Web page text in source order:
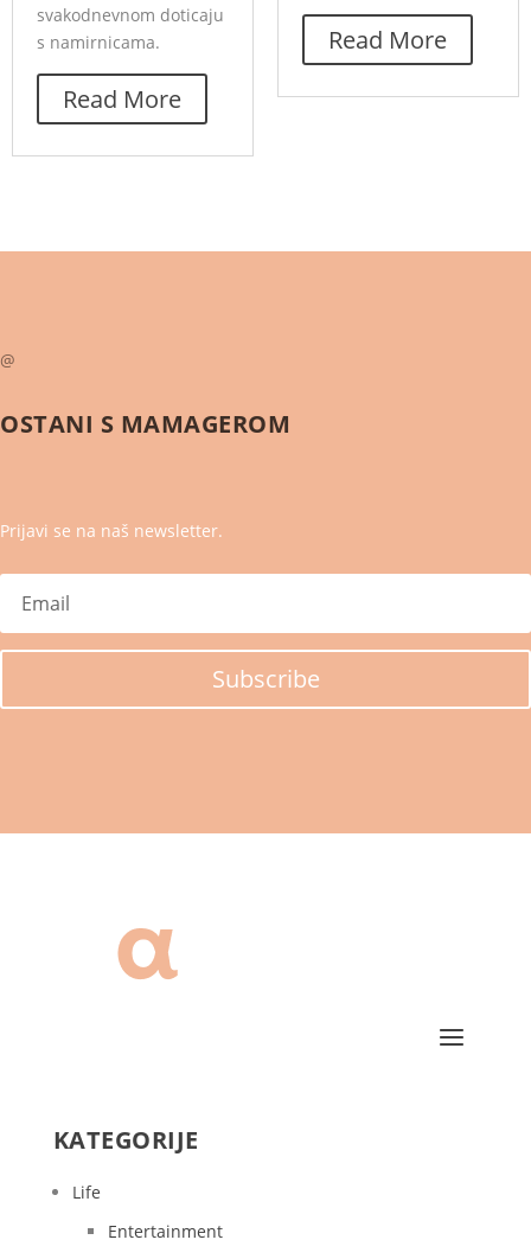
svakodnevnom doticaju
s namirnicama.
Read More
Read More
@
OSTANI S MAMAGEROM
Prijavi se na naš newsletter.
Subscribe
KATEGORIJE
Life
Entertainment